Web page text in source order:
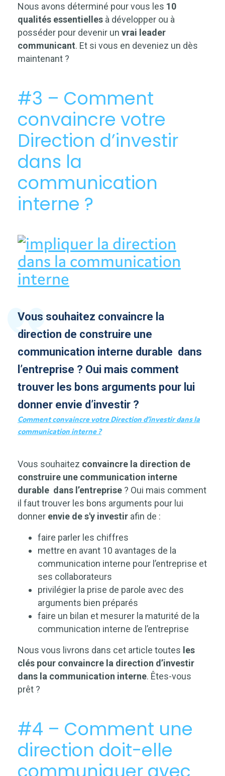
Nous avons déterminé pour vous les 10
qualités essentielles à développer ou à
posséder pour devenir un vrai leader
communicant. Et si vous en deveniez un dès
maintenant ?
#3 – Comment
convaincre votre
Direction d’investir
dans la
communication
interne ?
Vous souhaitez convaincre la
direction de construire une
communication interne durable dans
l’entreprise ? Oui mais comment
trouver les bons arguments pour lui
donner envie d’investir ?
Comment convaincre votre Direction d’investir dans la
communication interne ?
Vous souhaitez convaincre la direction de
construire une communication interne
durable dans l’entreprise ? Oui mais comment
il faut trouver les bons arguments pour lui
donner envie de s'y investir afin de :
faire parler les chiffres
mettre en avant 10 avantages de la
communication interne pour l’entreprise et
ses collaborateurs
privilégier la prise de parole avec des
arguments bien préparés
faire un bilan et mesurer la maturité de la
communication interne de l’entreprise
Nous vous livrons dans cet article toutes les
clés pour convaincre la direction d’investir
dans la communication interne. Êtes-vous
prêt ?
#4 – Comment une
direction doit-elle